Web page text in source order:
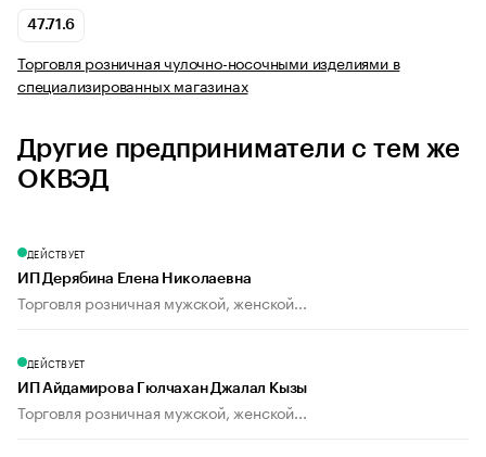
47.71.6
Торговля розничная чулочно-носочными изделиями в
специализированных магазинах
Другие предприниматели с тем же
ОКВЭД
ДЕЙСТВУЕТ
ИП Дерябина Елена Николаевна
Торговля розничная мужской, женской...
ДЕЙСТВУЕТ
ИП Айдамирова Гюлчахан Джалал Кызы
Торговля розничная мужской, женской...